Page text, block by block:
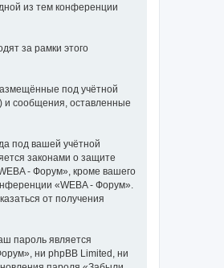
из тем конференции
за рамки этого
под учётной
и сообщения, оставленные
под вашей учётной
законами о защите
- Форум», кроме вашего
«WEBA - Форум».
от получения
пароль является
ни phpBB Limited, ни